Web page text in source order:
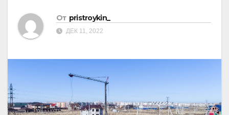
От pristroykin_
ДЕК 11, 2022